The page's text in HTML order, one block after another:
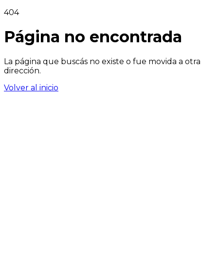
404
Página no encontrada
La página que buscás no existe o fue movida a otra
dirección.
Volver al inicio